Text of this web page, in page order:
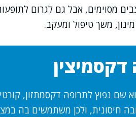
מסוימים, אבל גם לגרום
משך טיפול ומעקב.
דקסמיצין
שם נפוץ לתרופה דקסמתזון,
חיסונית, ולכן משתמשים בה